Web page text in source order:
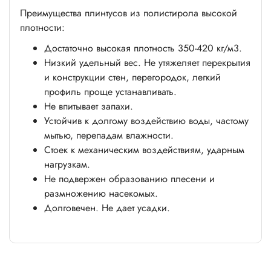
Преимущества плинтусов из полистирола высокой
плотности:
Достаточно высокая плотность 350-420 кг/м3.
Низкий удельный вес. Не утяжеляет перекрытия
и конструкции стен, перегородок, легкий
профиль проще устанавливать.
Не впитывает запахи.
Устойчив к долгому воздействию воды, частому
мытью, перепадам влажности.
Стоек к механическим воздействиям, ударным
нагрузкам.
Не подвержен образованию плесени и
размножению насекомых.
Долговечен. Не дает усадки.